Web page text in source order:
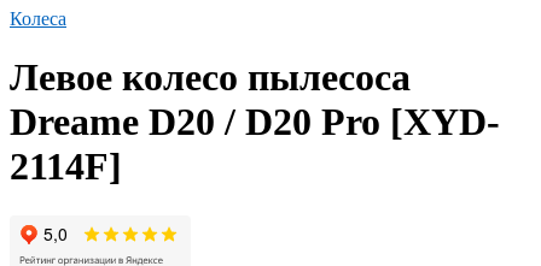
Колеса
Левое колесо пылесоса
Dreame D20 / D20 Pro [XYD-
2114F]